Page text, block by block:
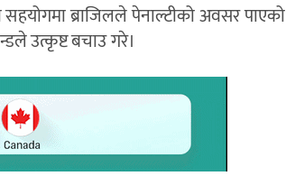
ब्राजिलले पेनाल्टीको अवसर पाएको
उत्कृष्ट बचाउ गरे।